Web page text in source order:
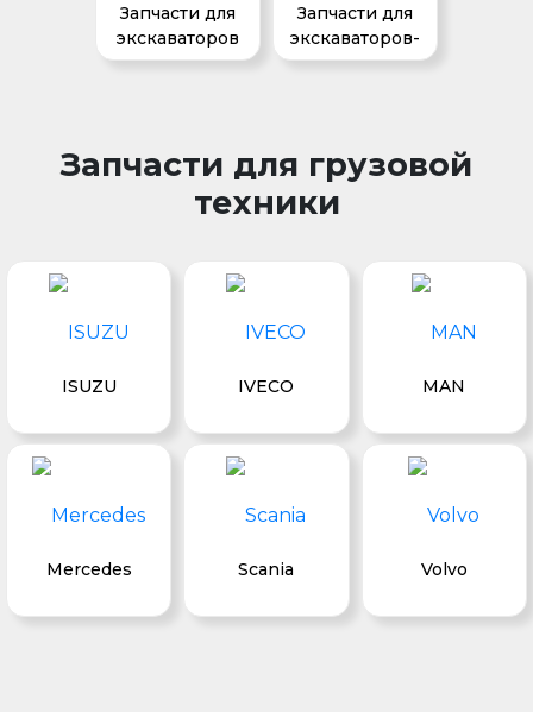
Запчасти для
экскаваторов
Запчасти для
экскаваторов-
погрузчиков
Запчасти для грузовой
техники
ISUZU IVECO MAN
Mercedes Scania Volvo